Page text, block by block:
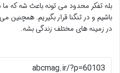
بله تفکر محدود می تونه باعث شه که
باشیم و در تنگنا قرار بگیریم. همچنین
در زمینه های مختلف زندگی بشه.